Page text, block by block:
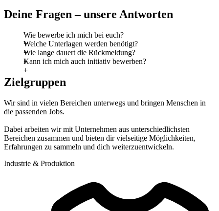
Deine Fragen – unsere Antworten
Wie bewerbe ich mich bei euch?
Welche Unterlagen werden benötigt?
Wie lange dauert die Rückmeldung?
Kann ich mich auch initiativ bewerben?
Zielgruppen
Wir sind in vielen Bereichen unterwegs und bringen Menschen in
die passenden Jobs.
Dabei arbeiten wir mit Unternehmen aus unterschiedlichsten
Bereichen zusammen und bieten dir vielseitige Möglichkeiten,
Erfahrungen zu sammeln und dich weiterzuentwickeln.
Industrie & Produktion